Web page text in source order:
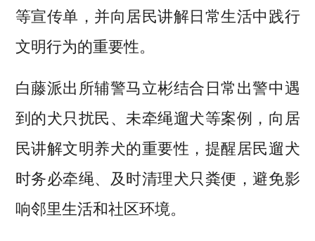
等宣传单，并向居民讲解日常生活中践行
文明行为的重要性。
白藤派出所辅警马立彬结合日常出警中遇
到的犬只扰民、未牵绳遛犬等案例，向居
民讲解文明养犬的重要性，提醒居民遛犬
时务必牵绳、及时清理犬只粪便，避免影
响邻里生活和社区环境。